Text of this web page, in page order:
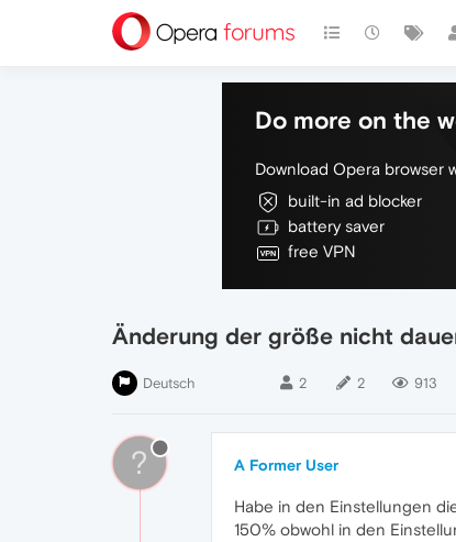
Do more on the
Download Opera browser
built-in ad blocker
battery saver
free VPN
Änderung der größe nicht
Deutsch 2 2 913
? A Former User
Habe in den Einstellungen
150% obwohl in den